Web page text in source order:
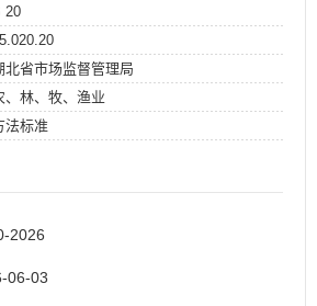
20
北省市场监督管理局
、林、牧、渔业
法标准
2026
06-03